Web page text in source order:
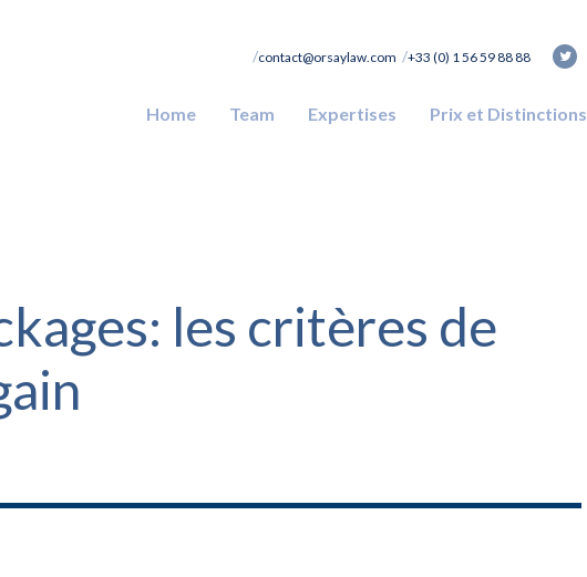
contact@orsaylaw.com +33 (0) 1 56 59 88 88
Home Team Expertises Prix et Distinctions
les critères de